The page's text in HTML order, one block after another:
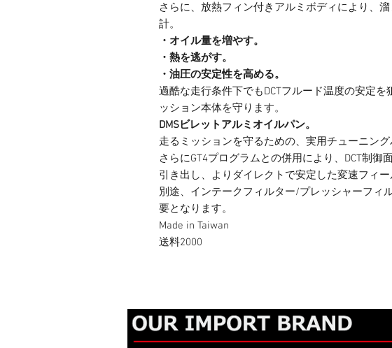
さらに、放熱フィン付きアルミボディにより、
計。
・オイル量を増やす。
・熱を逃がす。
・油圧の安定性を高める。
過酷な走行条件下でもDCTフルード温度の安定を
ッション本体を守ります。
DMSビレットアルミオイルパン。
走るミッションを守るための、実用チューニング
さらにGT4プログラムとの併用により、DCT制御
引き出し、よりダイレクトで安定した変速フィー
別途、インテークフィルター/プレッシャーフィ
要となります。
Made in Taiwan
送料2000